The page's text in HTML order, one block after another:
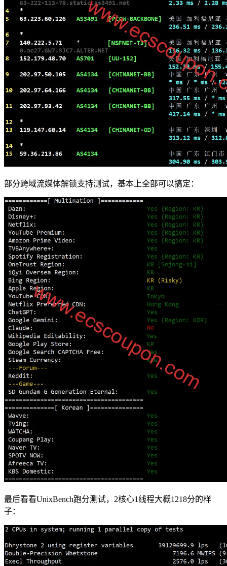
部分跨域流媒体解锁支持测试，基本上全部可以搞定：
最后看看UnixBench跑分测试，2核心1线程大概1218分的样
子：